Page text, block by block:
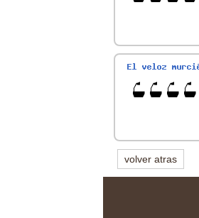
volver atras